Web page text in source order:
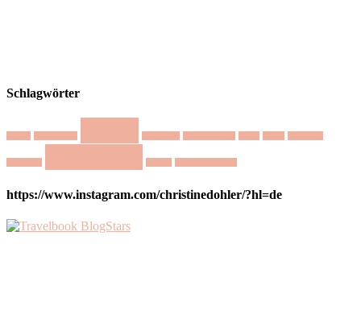
Schlagwörter
https://www.instagram.com/christinedohler/?hl=de